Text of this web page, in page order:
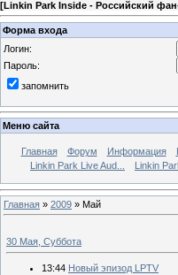
[Linkin Park Inside - Российский
Форма входа
Логин:
Пароль:
запомнить
Меню сайта
Главная Форум Информация
Linkin Park Live Aud...
Linkin
Главная » 2009 » Май
30 Мая, Суббота
13:44 Новый эпизод LPTV